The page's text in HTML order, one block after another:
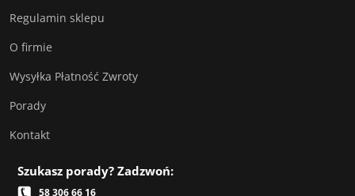
Regulamin sklepu
O firmie
Wysyłka Płatność Zwroty
Porady
Kontakt
Szukasz porady? Zadzwoń:
58 306 66 16